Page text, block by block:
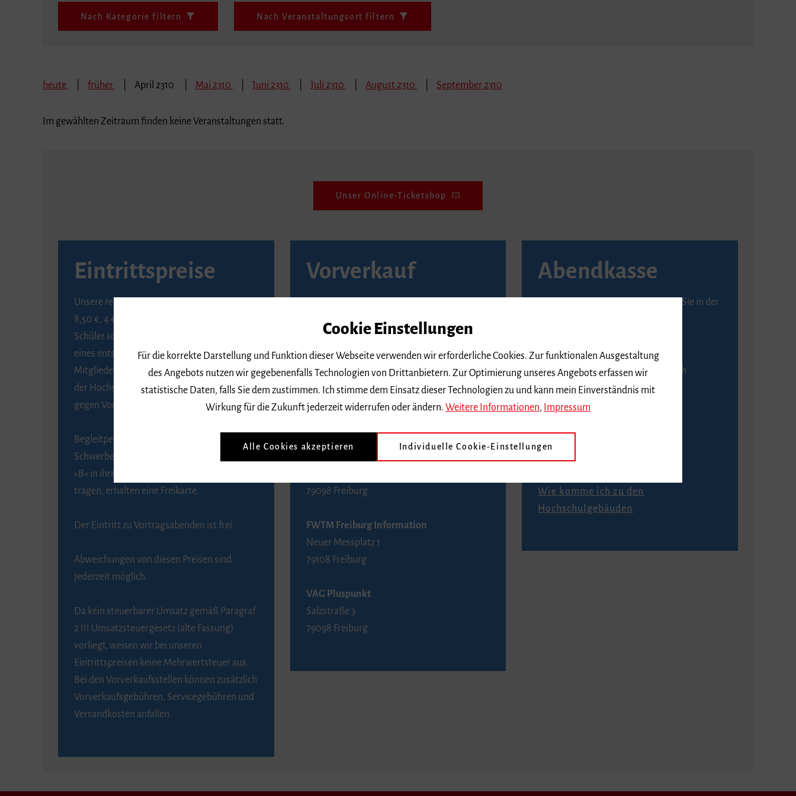
Nach Kategorie filtern Nach Veranstaltungsort filtern
heute früher April 2310 Mai 2310 Juni 2310 Juli 2310 August 2310 September 2310
Im gewählten Zeitraum finden keine Veranstaltungen statt.
Unser Online-Ticketshop
Eintrittspreise
Unsere regulären Eintrittspreise betragen
8,50 €, 4 € ermäßigt für Schülerinnen und
Schüler sowie Studierende gegen Vorlage
eines entsprechenden Nachweises, 6 € für
Mitglieder der Gesellschaft zur Förderung
der Hochschule für Musik Freiburg e. V.
gegen Vorlage des Mitgliedsausweises.
Begleitpersonen von Menschen mit
Schwerbehinderung, die das Merkzeichen
»B« in ihrem Schwerbehindertenausweis
tragen, erhalten eine Freikarte.
Der Eintritt zu Vortragsabenden ist frei.
Abweichungen von diesen Preisen sind
jederzeit möglich.
Da kein steuerbarer Umsatz gemäß Paragraf
2 III Umsatzsteuergesetz (alte Fassung)
vorliegt, weisen wir bei unseren
Eintrittspreisen keine Mehrwertsteuer aus.
Bei den Vorverkaufsstellen können zusätzlich
Vorverkaufsgebühren, Servicegebühren und
Versandkosten anfallen.
Vorverkauf
Seite von Reservix.
BZ-Kartenservice Freiburg
Kaiser-Joseph-Straße 229
79098 Freiburg
Telefon 0761 4968888 (Reservierungen sind
79098 Freiburg
FWTM Freiburg Information
Neuer Messplatz 1
79108 Freiburg
VAG Pluspunkt
Salzstraße 3
79098 Freiburg
Abendkasse
Karten an der Abendkasse erhalten Sie in der
An der Abendkasse ist ausschließlich
Barzahlung möglich.
Anfahrt
Wie komme ich zu den
Hochschulgebäuden
Cookie Einstellungen
Für die korrekte Darstellung und Funktion dieser Webseite verwenden wir erforderliche Cookies. Zur funktionalen Ausgestaltung
des Angebots nutzen wir gegebenenfalls Technologien von Drittanbietern. Zur Optimierung unseres Angebots erfassen wir
statistische Daten, falls Sie dem zustimmen. Ich stimme dem Einsatz dieser Technologien zu und kann mein Einverständnis mit
Wirkung für die Zukunft jederzeit widerrufen oder ändern. Weitere Informationen, Impressum
Alle Cookies akzeptieren Individuelle Cookie-Einstellungen